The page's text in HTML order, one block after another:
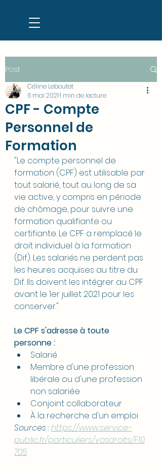
Post
CPF - Compte
Personnel de
Formation
Céline Leboutet
6 mai 20211 min de lecture
"Le compte personnel de
formation (CPF) est utilisable par
tout salarié, tout au long de sa
vie active, y compris en période
de chômage, pour suivre une
formation qualifiante ou
certifiante. Le CPF a remplacé le
droit individuel à la formation
(Dif). Les salariés ne perdent pas
les heures acquises au titre du
Dif. Ils doivent les intégrer au CPF
avant le 1er juillet 2021 pour les
conserver."
Le CPF s'adresse à toute
personne :
Salarié
Membre d'une profession
libérale ou d'une profession
non salariée
Conjoint collaborateur
À la recherche d'un emploi
Sources : https://www.service-
public.fr/particuliers/vosdroits/F10
705